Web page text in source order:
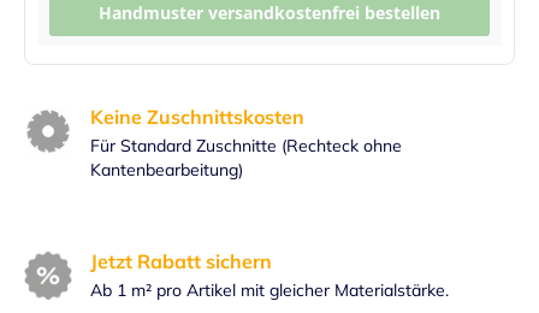
Handmuster versandkostenfrei bestellen
Keine Zuschnittskosten
Für Standard Zuschnitte (Rechteck ohne
Kantenbearbeitung)
Jetzt Rabatt sichern
Ab 1 m² pro Artikel mit gleicher Materialstärke.